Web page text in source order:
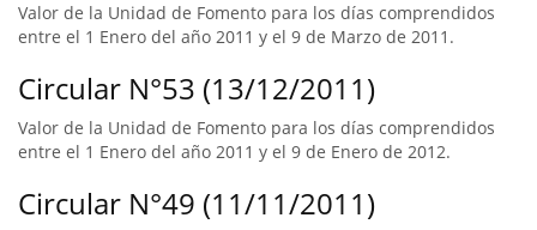
Valor de la Unidad de Fomento para los días comprendidos
entre el 1 Enero del año 2011 y el 9 de Marzo de 2011.
Circular N°53 (13/12/2011)
Valor de la Unidad de Fomento para los días comprendidos
entre el 1 Enero del año 2011 y el 9 de Enero de 2012.
Circular N°49 (11/11/2011)